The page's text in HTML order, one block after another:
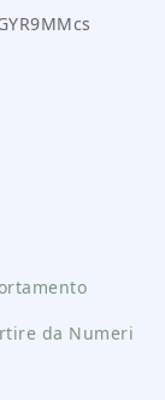
da Numeri